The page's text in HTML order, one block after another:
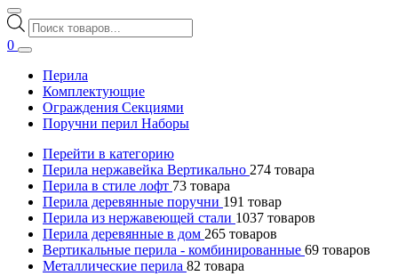
Поиск
товаров
0
Перила
Комплектующие
Ограждения Секциями
Поручни перил Наборы
Перейти в категорию
Перила нержавейка Вертикально 274 товара
Перила в стиле лофт 73 товара
Перила деревянные поручни 191 товар
Перила из нержавеющей стали 1037 товаров
Перила деревянные в дом 265 товаров
Вертикальные перила - комбинированные 69 товаров
Металлические перила 82 товара